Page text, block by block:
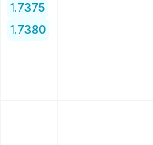
1.7375
1.7380